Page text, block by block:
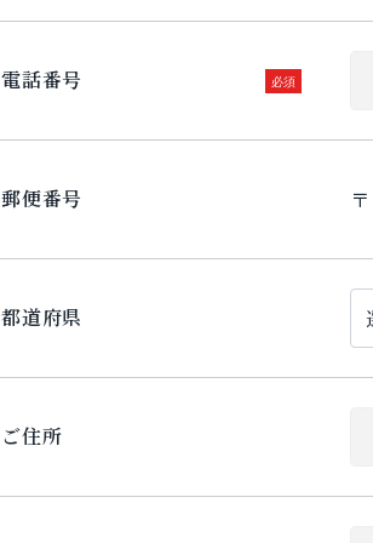
電話番号
郵便番号
都道府県
ご住所